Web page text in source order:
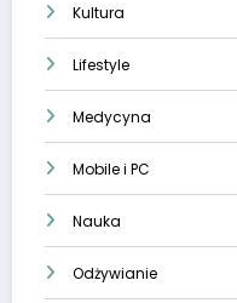
Kultura
Lifestyle
Medycyna
Mobile i PC
Nauka
Odżywianie